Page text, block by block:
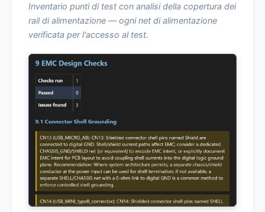
Inventario punti di test con analisi della copertura dei
rail di alimentazione — ogni net di alimentazione
verificata per l'accesso al test.